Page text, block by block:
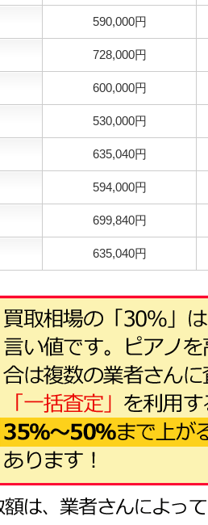
590,000円
728,000円
600,000円
530,000円
635,040円
594,000円
699,840円
635,040円